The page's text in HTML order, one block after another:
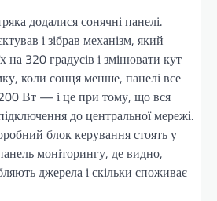
додалися сонячні панелі.
і зібрав механізм, який
на 320 градусів і змінювати кут
коли сонця менше, панелі все
Вт — і це при тому, що вся
до центральної мережі.
блок керування стоять у
моніторингу, де видно,
джерела і скільки споживає